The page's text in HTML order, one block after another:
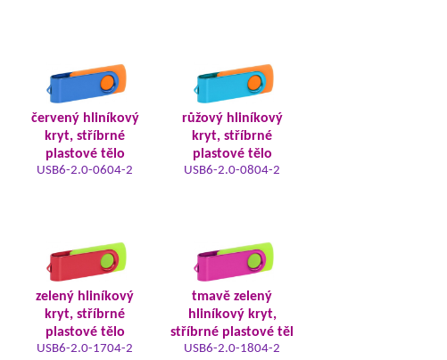
červený hliníkový
kryt, stříbrné
plastové tělo
USB6-2.0-0604-2
růžový hliníkový
kryt, stříbrné
plastové tělo
USB6-2.0-0804-2
zelený hliníkový
kryt, stříbrné
plastové tělo
USB6-2.0-1704-2
tmavě zelený
hliníkový kryt,
stříbrné plastové těl
USB6-2.0-1804-2